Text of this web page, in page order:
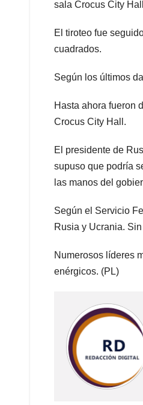
sala Crocus City
El tiroteo fue
cuadrados.
Según los últimos
Hasta ahora fueron
Crocus City Hall.
El presidente de
supuso que podría
las manos del
Según el Servicio
Rusia y Ucrania.
Numerosos líderes
enérgicos. (PL)